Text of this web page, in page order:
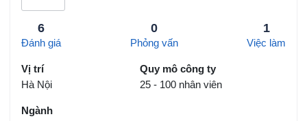
6
Đánh giá
0
Phỏng vấn
1
Việc làm
Vị trí
Hà Nội
Quy mô công ty
25 - 100 nhân viên
Ngành